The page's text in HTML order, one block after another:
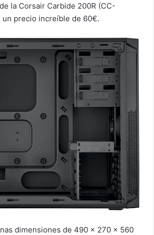
la Corsair Carbide 200R (CC-
un precio increíble de 60€.
dimensiones de 490 x 270 x 560